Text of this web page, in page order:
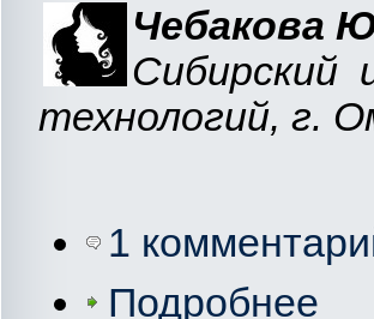
Чебакова
Сибирский
технологий, г.
1
Подробнее